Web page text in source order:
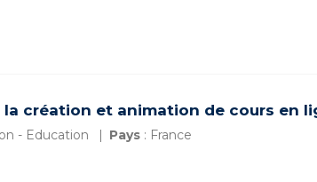
la création et animation de cours en
- Education Pays : France